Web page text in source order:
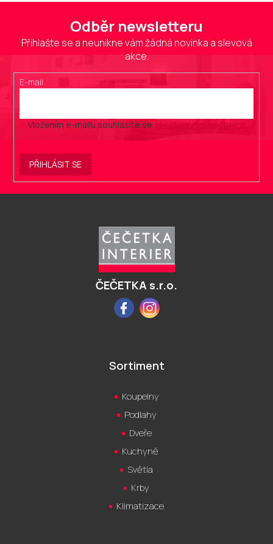
Odběr newsletteru
Přihlašte se a neunikne vám žádná novinka a slevová
akce.
E-mail
Vložením e-mailu souhlasíte se zpracováním osobních
.
PŘIHLÁSIT SE
ČEČETKA s.r.o.
FacebookInstagram
Sortiment
Koupelny
Podlahy
Dveře
Kuchyně
Světla
Krby
Klimatizace